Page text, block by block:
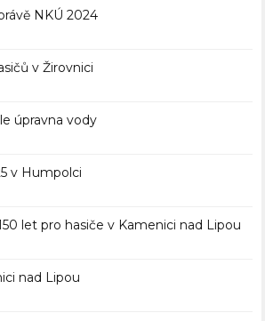
NKÚ 2024
v Žirovnici
úpravna vody
v Humpolci
let pro hasiče v Kamenici nad Lipou
nad Lipou